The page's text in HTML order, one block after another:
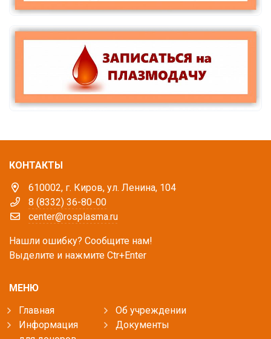
КОНТАКТЫ
610002, г. Киров, ул. Ленина, 104
8 (8332) 36-80-00
center@rosplasma.ru
Нашли ошибку? Сообщите нам!
Выделите и нажмите Ctr+Enter
МЕНЮ
Главная
Об учреждении
Информация
Документы